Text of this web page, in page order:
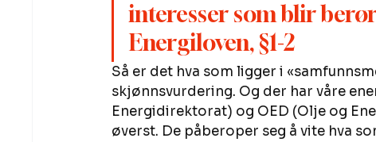
interesser som blir
Energiloven, §1-2
Så er det hva som ligger i
skjønnsvurdering. Og der har våre
Energidirektorat) og OED (Olje og
øverst. De påberoper seg å vite hva